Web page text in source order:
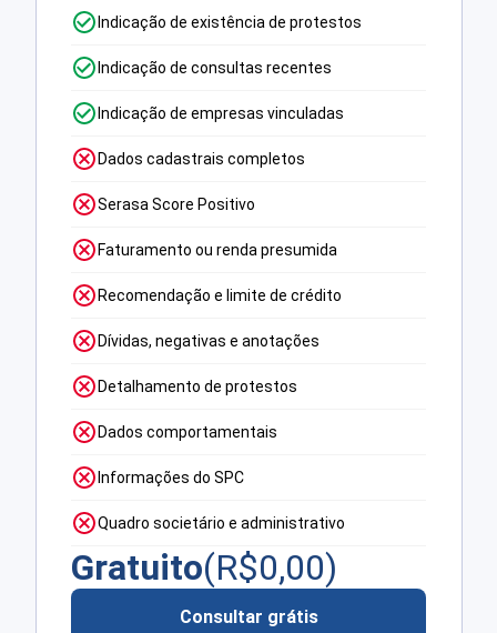
Indicação de existência de protestos
Indicação de consultas recentes
Indicação de empresas vinculadas
Dados cadastrais completos
Serasa Score Positivo
Faturamento ou renda presumida
Recomendação e limite de crédito
Dívidas, negativas e anotações
Detalhamento de protestos
Dados comportamentais
Informações do SPC
Quadro societário e administrativo
Gratuito(R$0,00)
Consultar grátis